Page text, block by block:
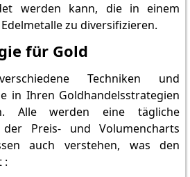
werden kann, die in einem
zu diversifizieren.
für Gold
Techniken und
in Ihren Goldhandelsstrategien
Alle werden eine tägliche
der Preis- und Volumencharts
auch verstehen, was den
: